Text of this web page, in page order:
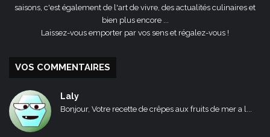
saisons, c'est également de l'art de vivre, des actualités culinaires et
bien plus encore ...
Laissez-vous emporter par vos sens et régalez-vous !
VOS COMMENTAIRES
Laly
Bonjour, Votre recette de crêpes aux fruits de mer a l...